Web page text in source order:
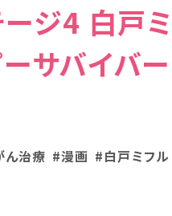
ジ4 白戸
ーサバイ
ん治療 #漫画 #白戸ミフル